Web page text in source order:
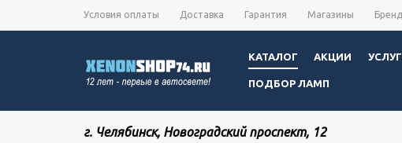
Условия оплаты Доставка Гарантия Магазины
КАТАЛОГ АКЦИИ
ПОДБОР ЛАМП
г. Челябинск, Новоградский проспект, 12